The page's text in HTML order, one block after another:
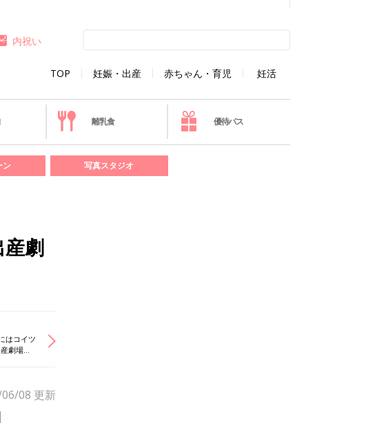
TOP 妊娠・出産 赤ちゃん・育児 妊活
内祝い
離乳食 優待パス
ン 写真スタジオ
劇
はコイツ
劇場
08 更新